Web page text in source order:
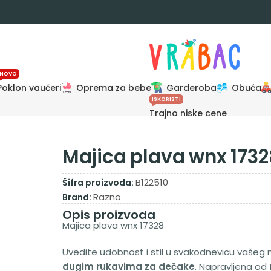
vaučeri
NOVO
Oprema za bebe Garderoba Obuća
Trajno niske cene
ISKORISTI
Majica plava wnx
Šifra proizvoda: B122510
Brand: Razno
Opis proizvoda
Majica plava wnx 17328
Uvedite udobnost i stil u svakodnevicu vašeg
dugim rukavima za dečake. Napravljena od